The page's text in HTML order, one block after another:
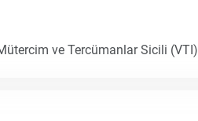
ve Tercümanlar Sicili (VTI)